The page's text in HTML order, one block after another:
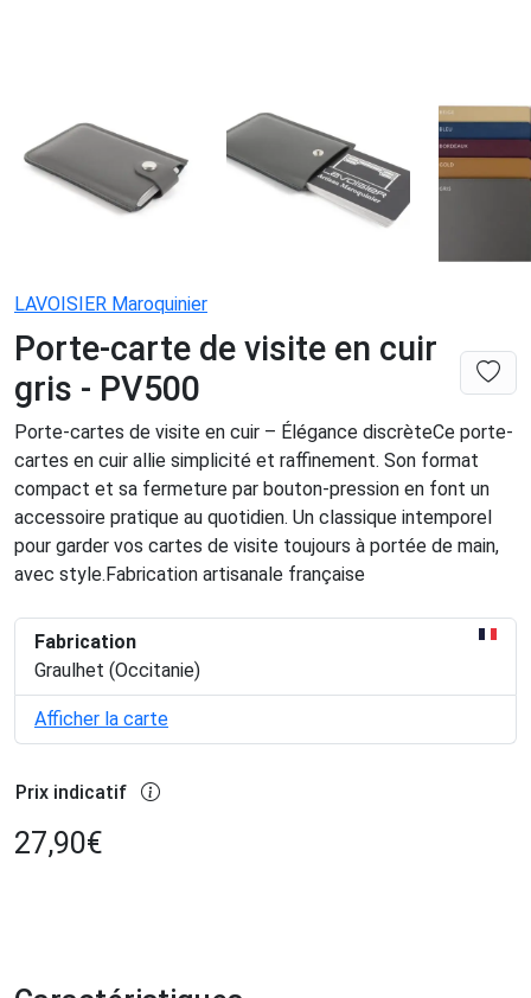
LAVOISIER Maroquinier
Porte-carte de visite en cuir
gris - PV500
Porte-cartes de visite en cuir – Élégance discrèteCe porte-
cartes en cuir allie simplicité et raffinement. Son format
compact et sa fermeture par bouton-pression en font un
accessoire pratique au quotidien. Un classique intemporel
pour garder vos cartes de visite toujours à portée de main,
avec style.Fabrication artisanale française
Fabrication
Graulhet (Occitanie)
Afficher la carte
Prix indicatif
27,90€